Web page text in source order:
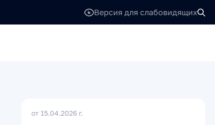
Версия для слабовидящих
от 15.04.2026 г.